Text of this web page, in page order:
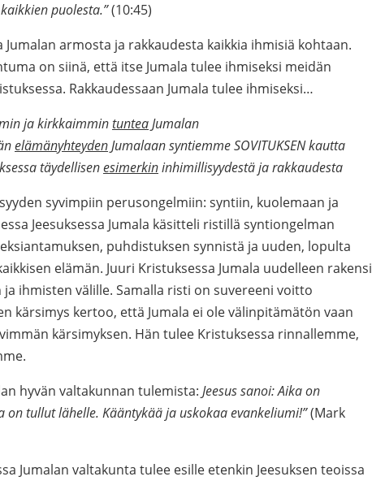
puolesta.”(10:45)
Jumalan armosta ja rakkaudesta kaikkia ihmisiä kohtaan.
on siinä, että itse Jumala tulee ihmiseksi meidän
Rakkaudessaan Jumala tulee ihmiseksi…
ja kirkkaimmintunteaJumalan
elämänyhteydenJumalaan syntiemme SOVITUKSEN kautta
täydellisenesimerkininhimillisyydestä ja rakkaudesta
syvimpiin perusongelmiin: syntiin, kuolemaan ja
Jeesuksessa Jumala käsitteli ristillä syntiongelman
puhdistuksen synnistä ja uuden, lopulta
elämän. Juuri Kristuksessa Jumala uudelleen rakensi
ihmisten välille. Samalla risti on suvereeni voitto
kärsimys kertoo, että Jumala ei ole välinpitämätön vaan
kärsimyksen. Hän tulee Kristuksessa rinnallemme,
hyvän valtakunnan tulemista: Jeesus sanoi: Aika on
on tullut lähelle. Kääntykää ja uskokaa evankeliumi!”(Mark
Jumalan valtakunta tulee esille etenkin Jeesuksen teoissa